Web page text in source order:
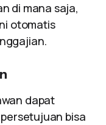
di mana saja,
otomatis
dapat
bisa